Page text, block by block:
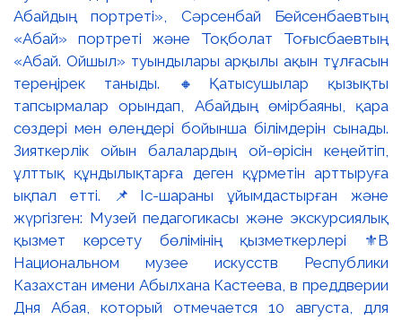
Абайдың портреті», Сәрсенбай Бейсенбаевтың
«Абай» портреті және Тоқболат Тоғысбаевтың
«Абай. Ойшыл» туындылары арқылы ақын тұлғасын
тереңірек таныды. 🔸Қатысушылар қызықты
тапсырмалар орындап, Абайдың өмірбаяны, қара
сөздері мен өлеңдері бойынша білімдерін сынады.
Зияткерлік ойын балалардың ой-өрісін кеңейтіп,
ұлттық құндылықтарға деген құрметін арттыруға
ықпал етті. 📌Іс-шараны ұйымдастырған және
жүргізген: Музей педагогикасы және экскурсиялық
қызмет көрсету бөлімінің қызметкерлері ⚜️В
Национальном музее искусств Республики
Казахстан имени Абылхана Кастеева, в преддверии
Дня Абая, который отмечается 10 августа, для